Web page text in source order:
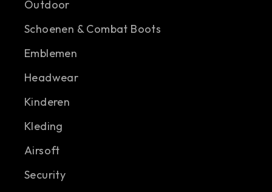
Outdoor
Schoenen & Combat Boots
Emblemen
Headwear
Kinderen
Kleding
Airsoft
Security